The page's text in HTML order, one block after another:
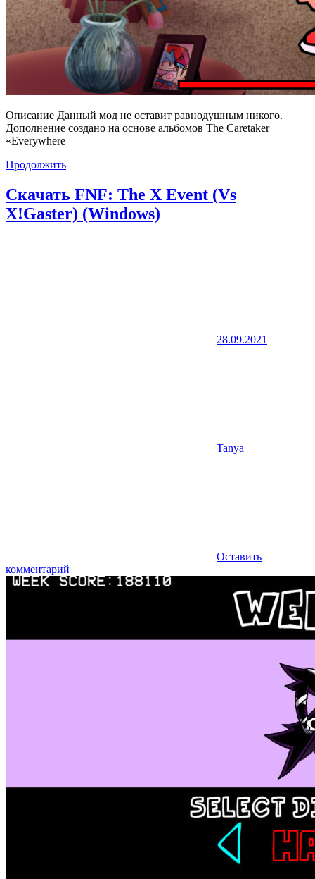
Описание Данный мод не оставит равнодушным никого.
Дополнение создано на основе альбомов The Caretaker
«Everywhere
Продолжить
Скачать FNF: The X Event (Vs
X!Gaster) (Windows)
28.09.2021
Tanya
Оставить
комментарий